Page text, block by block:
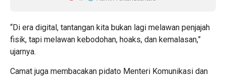
“Di era digital, tantangan kita bukan lagi melawan penjajah
fisik, tapi melawan kebodohan, hoaks, dan kemalasan,”
ujarnya.
Camat juga membacakan pidato Menteri Komunikasi dan